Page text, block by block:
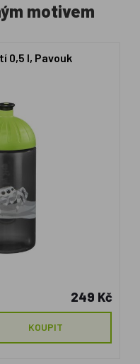
motivem
0,5 l, Pavouk
249 Kč
KOUPIT